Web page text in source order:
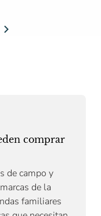
comprar
de campo y
de la
familiares